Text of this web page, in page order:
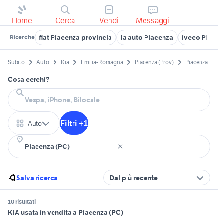
Home Cerca Vendi Messaggi
Ricerche fiat Piacenza provincia la auto Piacenza iveco
Subito Auto Kia Emilia-Romagna Piacenza (Prov) Piacenza
Cosa cerchi?
Auto Filtri +1
Salva ricerca Dal più recente
10 risultati
KIA usata in vendita a Piacenza (PC)